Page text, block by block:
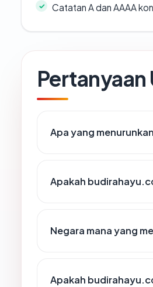
Catatan A dan AAAA
Pertanyaan
Apa yang
Apakah
Negara mana yang
Apakah